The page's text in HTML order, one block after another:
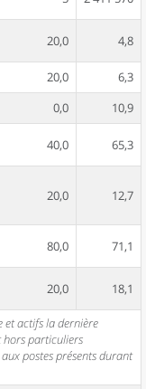
20,0 4,8
20,0
6,3
0,0
10,9
40,0 65,3
20,0 12,7
80,0 71,1
20,0 18,1
et actifs la dernière
hors particuliers
postes présents durant